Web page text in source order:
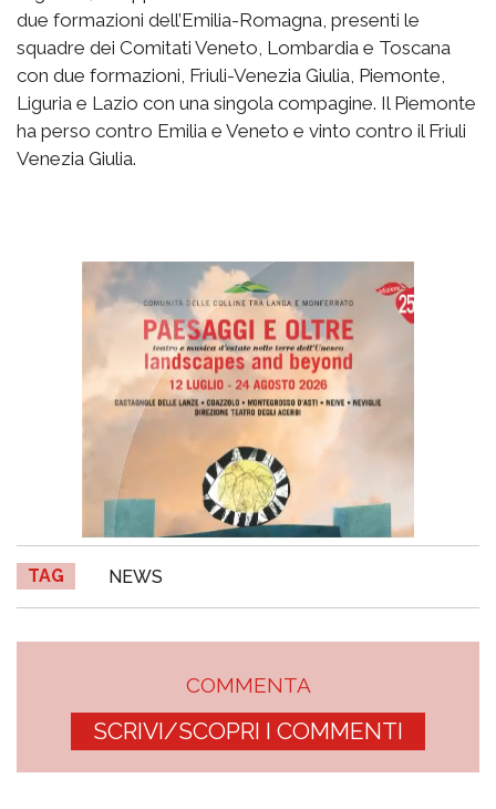
due formazioni dell’Emilia-Romagna, presenti le
squadre dei Comitati Veneto, Lombardia e Toscana
con due formazioni, Friuli-Venezia Giulia, Piemonte,
Liguria e Lazio con una singola compagine. Il Piemonte
ha perso contro Emilia e Veneto e vinto contro il Friuli
Venezia Giulia.
TAG NEWS
COMMENTA
SCRIVI/SCOPRI I COMMENTI